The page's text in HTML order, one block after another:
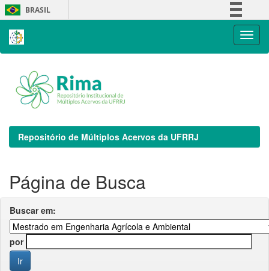
Skip
navigation
BRASIL
Repositório de Múltiplos Acervos da UFRRJ
Página de Busca
Buscar em:
por